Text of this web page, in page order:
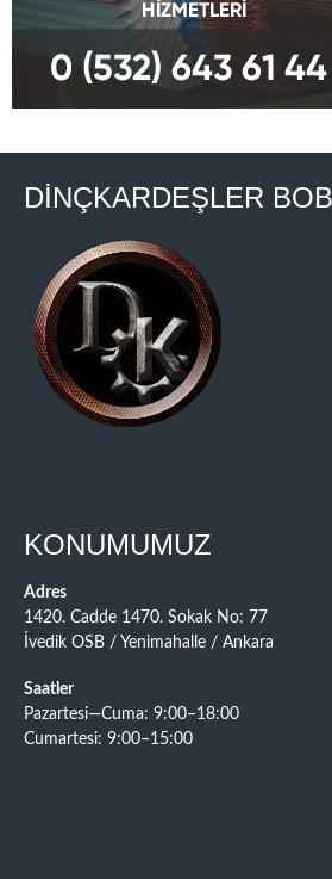
DİNÇKARDEŞLER
KONUMUMUZ
Adres
1420. Cadde 1470. Sokak No: 77
İvedik OSB / Yenimahalle / Ankara
Saatler
Pazartesi—Cuma: 9:00–18:00
Cumartesi: 9:00–15:00